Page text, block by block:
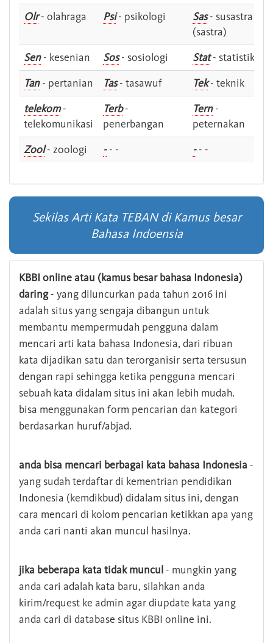
Olr- olahraga Psi- psikologi Sas- susastra -
(sastra)
Sen- kesenian Sos- sosiologi Stat- statistik
Tan- pertanian Tas- tasawuf Tek- teknik
telekom-
telekomunikasi
Terb-
penerbangan
Tern-
peternakan
Zool- zoologi -- - -- -
Sekilas Arti Kata TEBAN di Kamus besar
Bahasa Indoensia
KBBI online atau (kamus besar bahasa Indonesia)
daring- yang diluncurkan pada tahun 2016 ini
adalah situs yang sengaja dibangun untuk
membantu mempermudah pengguna dalam
mencari arti kata bahasa Indonesia, dari ribuan
kata dijadikan satu dan terorganisir serta tersusun
dengan rapi sehingga ketika pengguna mencari
sebuah kata didalam situs ini akan lebih mudah.
bisa menggunakan form pencarian dan kategori
berdasarkan huruf/abjad.
anda bisa mencari berbagai kata bahasa Indonesia -
yang sudah terdaftar di kementrian pendidikan
Indonesia (kemdikbud) didalam situs ini, dengan
cara mencari di kolom pencarian ketikkan apa yang
anda cari nanti akan muncul hasilnya.
jika beberapa kata tidak muncul - mungkin yang
anda cari adalah kata baru, silahkan anda
kirim/request ke admin agar diupdate kata yang
anda cari di database situs KBBI online ini.